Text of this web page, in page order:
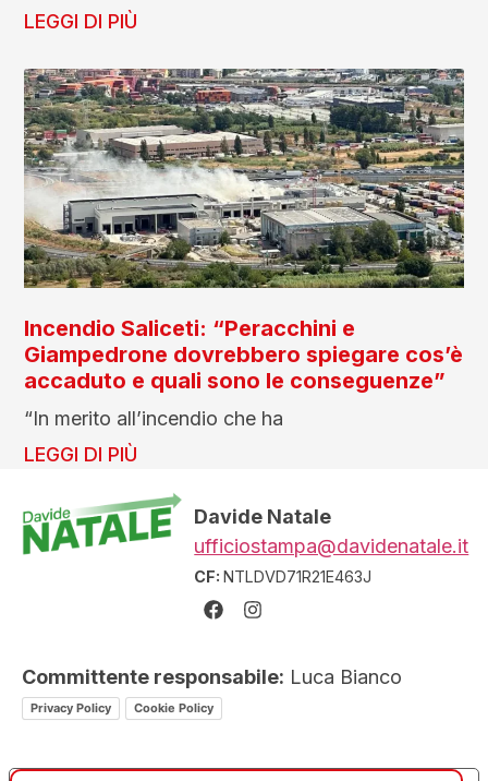
LEGGI DI PIÙ
Incendio Saliceti: “Peracchini e
Giampedrone dovrebbero spiegare cos’è
accaduto e quali sono le conseguenze”
“In merito all’incendio che ha
LEGGI DI PIÙ
Davide Natale
ufficiostampa@davidenatale.it
CF:NTLDVD71R21E463J
Committente responsabile: Luca Bianco
Privacy Policy Cookie Policy